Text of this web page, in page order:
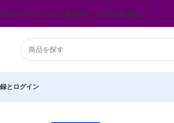
20％OFFクーポン配布中（1日20枚限定）
とログイン